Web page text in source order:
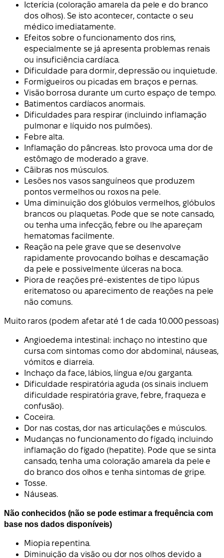
Icterícia (coloração amarela da pele e do branco
dos olhos). Se isto acontecer, contacte o seu
médico imediatamente.
Efeitos sobre o funcionamento dos rins,
especialmente se já apresenta problemas renais
ou insuficiência cardíaca.
Dificuldade para dormir, depressão ou inquietude.
Formigueiros ou picadas em braços e pernas.
Visão borrosa durante um curto espaço de tempo.
Batimentos cardíacos anormais.
Dificuldades para respirar (incluindo inflamação
pulmonar e líquido nos pulmões).
Febre alta.
Inflamação do pâncreas. Isto provoca uma dor de
estômago de moderado a grave.
Cãibras nos músculos.
Lesões nos vasos sanguíneos que produzem
pontos vermelhos ou roxos na pele.
Uma diminuição dos glóbulos vermelhos, glóbulos
brancos ou plaquetas. Pode que se note cansado,
ou tenha uma infecção, febre ou lhe apareçam
hematomas facilmente.
Reação na pele grave que se desenvolve
rapidamente provocando bolhas e descamação
da pele e possivelmente úlceras na boca.
Piora de reações pré-existentes de tipo lúpus
eritematoso ou aparecimento de reações na pele
não comuns.
Muito raros (podem afetar até 1 de cada 10.000 pessoas)
Angioedema intestinal: inchaço no intestino que
cursa com sintomas como dor abdominal, náuseas,
vómitos e diarreia.
Inchaço da face, lábios, língua e/ou garganta.
Dificuldade respiratória aguda (os sinais incluem
dificuldade respiratória grave, febre, fraqueza e
confusão).
Coceira.
Dor nas costas, dor nas articulações e músculos.
Mudanças no funcionamento do fígado, incluindo
inflamação do fígado (hepatite). Pode que se sinta
cansado, tenha uma coloração amarela da pele e
do branco dos olhos e tenha sintomas de gripe.
Tosse.
Náuseas.
Não conhecidos (não se pode estimar a frequência com
base nos dados disponíveis)
Miopia repentina.
Diminuição da visão ou dor nos olhos devido a